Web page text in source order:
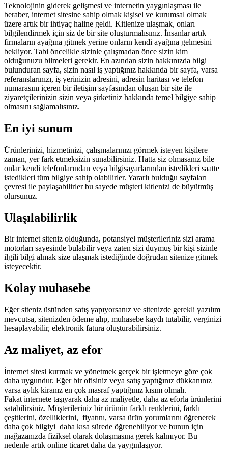
Teknolojinin giderek gelişmesi ve internetin yaygınlaşması ile
beraber, internet sitesine sahip olmak kişisel ve kurumsal olmak
üzere artık bir ihtiyaç haline geldi. Kitlenize ulaşmak, onları
bilgilendirmek için siz de bir site oluşturmalısınız. İnsanlar artık
firmaların ayağına gitmek yerine onların kendi ayağına gelmesini
bekliyor. Tabi öncelikle sizinle çalışmadan önce sizin kim
olduğunuzu bilmeleri gerekir. En azından sizin hakkınızda bilgi
bulunduran sayfa, sizin nasıl iş yaptığınız hakkında bir sayfa, varsa
referanslarınızı, iş yerinizin adresini, adresin haritası ve telefon
numarasını içeren bir iletişim sayfasından oluşan bir site ile
ziyaretçilerinizin sizin veya şirketiniz hakkında temel bilgiye sahip
olmasını sağlamalısınız.
En iyi sunum
Ürünlerinizi, hizmetinizi, çalışmalarınızı görmek isteyen kişilere
zaman, yer fark etmeksizin sunabilirsiniz. Hatta siz olmasanız bile
onlar kendi telefonlarından veya bilgisayarlarından istedikleri saatte
istedikleri tüm bilgiye sahip olabilirler. Yararlı bulduğu sayfaları
çevresi ile paylaşabilirler bu sayede müşteri kitlenizi de büyütmüş
olursunuz.
Ulaşılabilirlik
Bir internet siteniz olduğunda, potansiyel müşterileriniz sizi arama
motorları sayesinde bulabilir veya zaten sizi duymuş bir kişi sizinle
ilgili bilgi almak size ulaşmak istediğinde doğrudan sitenize gitmek
isteyecektir.
Kolay muhasebe
Eğer siteniz üstünden satış yapıyorsanız ve sitenizde gerekli yazılım
mevcutsa, sitenizden ödeme alıp, muhasebe kaydı tutabilir, verginizi
hesaplayabilir, elektronik fatura oluşturabilirsiniz.
Az maliyet, az efor
İnternet sitesi kurmak ve yönetmek gerçek bir işletmeye göre çok
daha uygundur. Eğer bir ofisiniz veya satış yaptığınız dükkanınız
varsa aylık kiranız en çok masraf yaptığınız kısım olmalı.
Fakat internete taşıyarak daha az maliyetle, daha az eforla ürünlerini
satabilirsiniz. Müşterileriniz bir ürünün farklı renklerini, farklı
çeşitlerini, özelliklerini, fiyatını, varsa ürün yorumlarını öğrenerek
daha çok bilgiyi daha kısa sürede öğrenebiliyor ve bunun için
mağazanızda fiziksel olarak dolaşmasına gerek kalmıyor. Bu
nedenle artık online ticaret daha da yaygınlaşıyor.